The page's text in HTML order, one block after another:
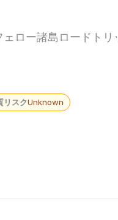
ロー諸島ロードトリ
リスクUnknown